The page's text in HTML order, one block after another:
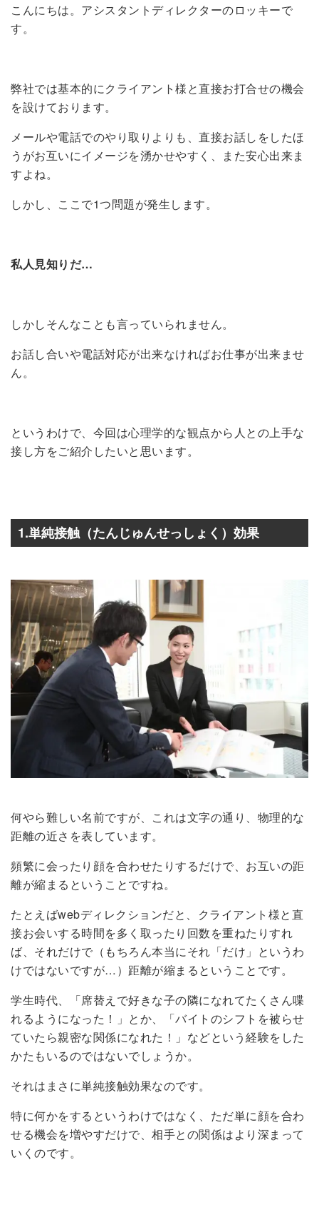
こんにちは。アシスタントディレクターのロッキーで
す。
弊社では基本的にクライアント様と直接お打合せの機会
を設けております。
メールや電話でのやり取りよりも、直接お話しをしたほ
うがお互いにイメージを湧かせやすく、また安心出来ま
すよね。
しかし、ここで1つ問題が発生します。
私人見知りだ…
しかしそんなことも言っていられません。
お話し合いや電話対応が出来なければお仕事が出来ませ
ん。
というわけで、今回は心理学的な観点から人との上手な
接し方をご紹介したいと思います。
1.単純接触（たんじゅんせっしょく）効果
何やら難しい名前ですが、これは文字の通り、物理的な
距離の近さを表しています。
頻繁に会ったり顔を合わせたりするだけで、お互いの距
離が縮まるということですね。
たとえばwebディレクションだと、クライアント様と直
接お会いする時間を多く取ったり回数を重ねたりすれ
ば、それだけで（もちろん本当にそれ「だけ」というわ
けではないですが…）距離が縮まるということです。
学生時代、「席替えで好きな子の隣になれてたくさん喋
れるようになった！」とか、「バイトのシフトを被らせ
ていたら親密な関係になれた！」などという経験をした
かたもいるのではないでしょうか。
それはまさに単純接触効果なのです。
特に何かをするというわけではなく、ただ単に顔を合わ
せる機会を増やすだけで、相手との関係はより深まって
いくのです。